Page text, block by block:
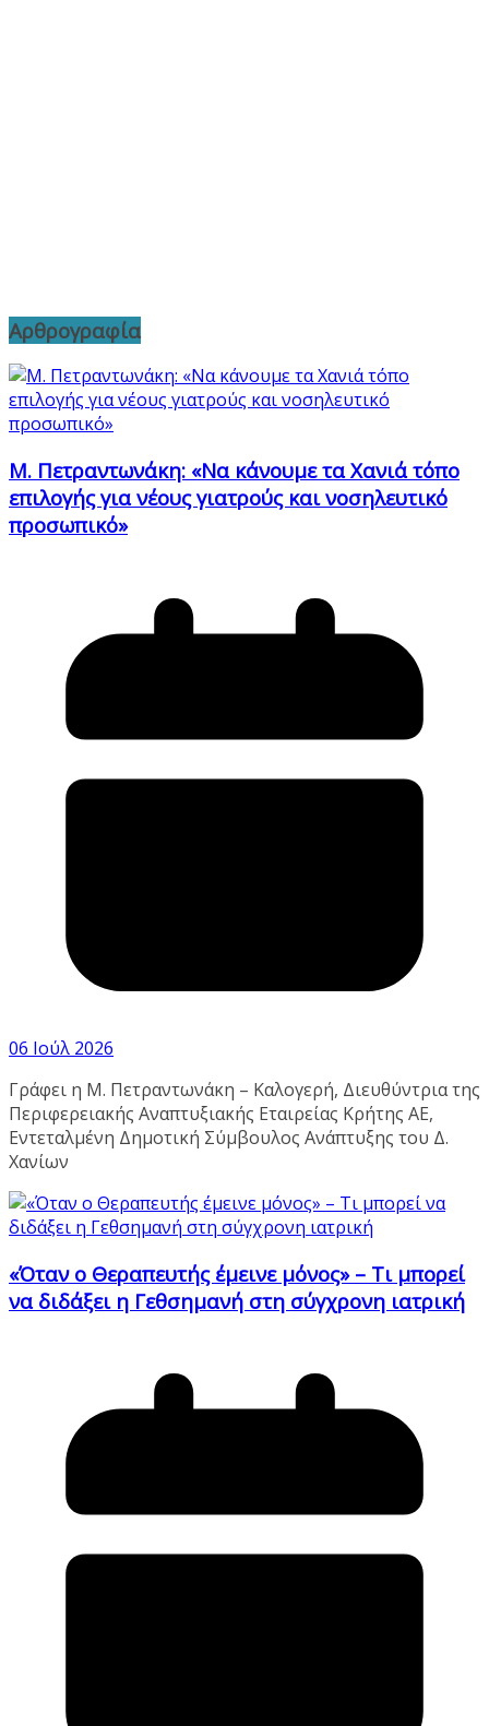
Αρθρογραφία
Μ. Πετραντωνάκη: «Να κάνουμε τα Χανιά τόπο
επιλογής για νέους γιατρούς και νοσηλευτικό
προσωπικό»
06 Ιούλ 2026
Γράφει η Μ. Πετραντωνάκη – Καλογερή, Διευθύντρια της
Περιφερειακής Αναπτυξιακής Εταιρείας Κρήτης ΑΕ,
Εντεταλμένη Δημοτική Σύμβουλος Ανάπτυξης του Δ.
Χανίων
«Όταν ο Θεραπευτής έμεινε μόνος» – Τι μπορεί
να διδάξει η Γεθσημανή στη σύγχρονη ιατρική